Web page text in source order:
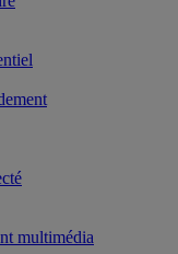
multimédia